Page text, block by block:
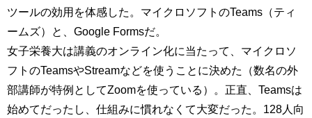
ツールの効用を体感した。マイクロソフトのTeams（ティ
ームズ）と、Google Formsだ。
女子栄養大は講義のオンライン化に当たって、マイクロソ
フトのTeamsやStreamなどを使うことに決めた（数名の外
部講師が特例としてZoomを使っている）。正直、Teamsは
始めてだったし、仕組みに慣れなくて大変だった。128人向